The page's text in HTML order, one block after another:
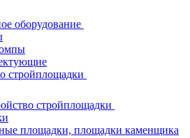
оборудование
стройплощадки
стройплощадки
площадки, площадки каменщика